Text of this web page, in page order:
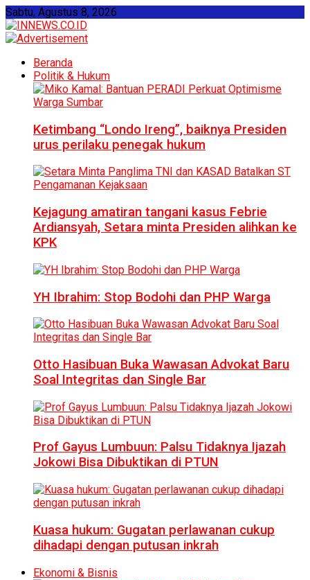
Sabtu, Agustus 8, 2026
Beranda
Politik & Hukum
Ketimbang “Londo Ireng”, baiknya Presiden
urus perilaku penegak hukum
Kejagung amatiran tangani kasus Febrie
Ardiansyah, Setara minta Presiden alihkan ke
KPK
YH Ibrahim: Stop Bodohi dan PHP Warga
Otto Hasibuan Buka Wawasan Advokat Baru
Soal Integritas dan Single Bar
Prof Gayus Lumbuun: Palsu Tidaknya Ijazah
Jokowi Bisa Dibuktikan di PTUN
Kuasa hukum: Gugatan perlawanan cukup
dihadapi dengan putusan inkrah
Ekonomi & Bisnis